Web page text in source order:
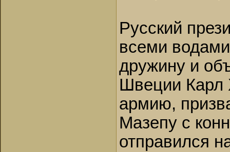
Русский
всеми
дружину и
Швеции Карл
армию,
Мазепу с
отправился